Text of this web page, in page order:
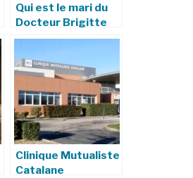
Qui est le mari du
Docteur Brigitte
Milhau ?
Clinique Mutualiste
Catalane